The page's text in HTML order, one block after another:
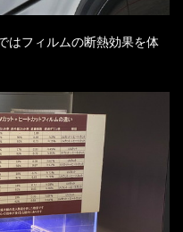
はフィルムの断熱効果を体